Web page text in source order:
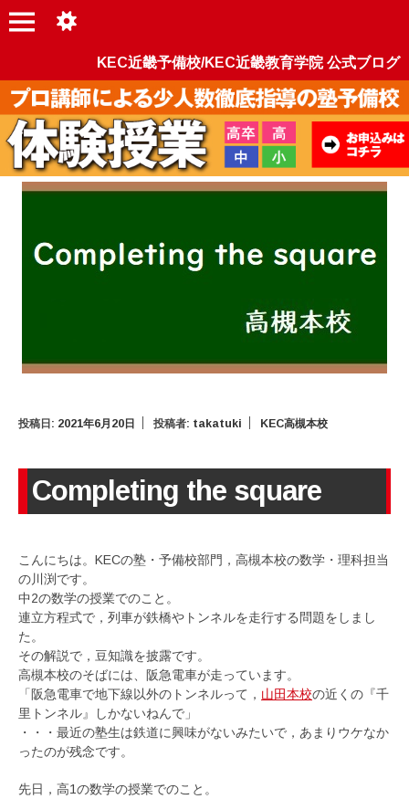
KEC近畿予備校/KEC近畿教育学院 公式ブログ
投稿日: 2021年6月20日 投稿者: takatuki KEC高槻本校
Completing the square
こんにちは。KECの塾・予備校部門，高槻本校の数学・理科担当
の川渕です。
中2の数学の授業でのこと。
連立方程式で，列車が鉄橋やトンネルを走行する問題をしまし
た。
その解説で，豆知識を披露です。
高槻本校のそばには、阪急電車が走っています。
「阪急電車で地下線以外のトンネルって， 山田本校の近くの『千
里トンネル』しかないねんで」
・・・最近の塾生は鉄道に興味がないみたいで，あまりウケなか
ったのが残念です。
先日，高1の数学の授業でのこと。